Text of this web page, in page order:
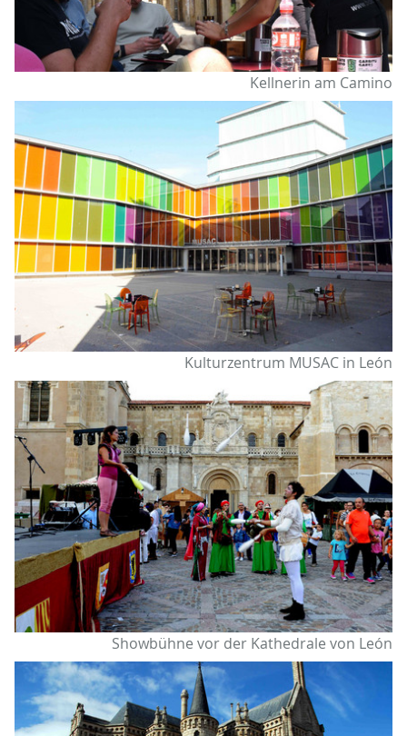
Kellnerin am Camino
Kulturzentrum MUSAC in León
Showbühne vor der Kathedrale von León